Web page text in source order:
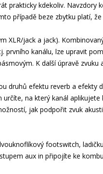
prakticky kdekoliv. Navzdory
případě beze zbytku platí,
XLR/jack a jack).
kanálu, lze upravit
K další úpravě
druhů efektu reverb a efekty
na který kanál
jak podpořit zvuk
footswitch,
aux in připojíte ke